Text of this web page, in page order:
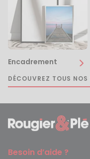
Encadrement
DÉCOUVREZ TOUS NOS
Besoin d’aide ?